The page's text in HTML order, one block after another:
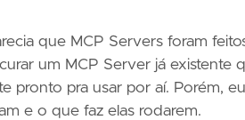
que MCP Servers foram
um MCP Server já existente
pronto pra usar por aí. Porém,
e o que faz elas rodarem.